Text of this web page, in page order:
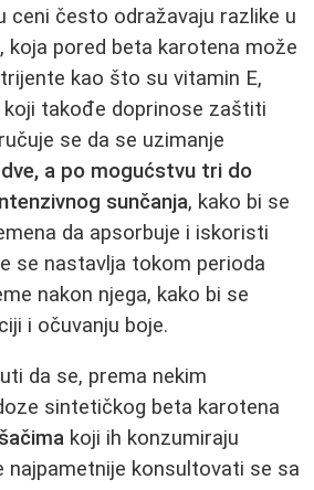
ceni često odražavaju razlike u
koja pored beta karotena može
kao što su vitamin E,
koji takođe doprinose zaštiti
se da se uzimanje
a po mogućstvu tri do
sunčanja, kako bi se
da apsorbuje i iskoristi
se nastavlja tokom perioda
nakon njega, kako bi se
i očuvanju boje.
da se, prema nekim
sintetičkog beta karotena
koji ih konzumiraju
najpametnije konsultovati se sa